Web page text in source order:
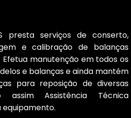
presta serviços de conserto,
e calibração de balanças
manutenção em todos os
e balanças e ainda mantém
para reposição de diversas
assim Assistência Técnica